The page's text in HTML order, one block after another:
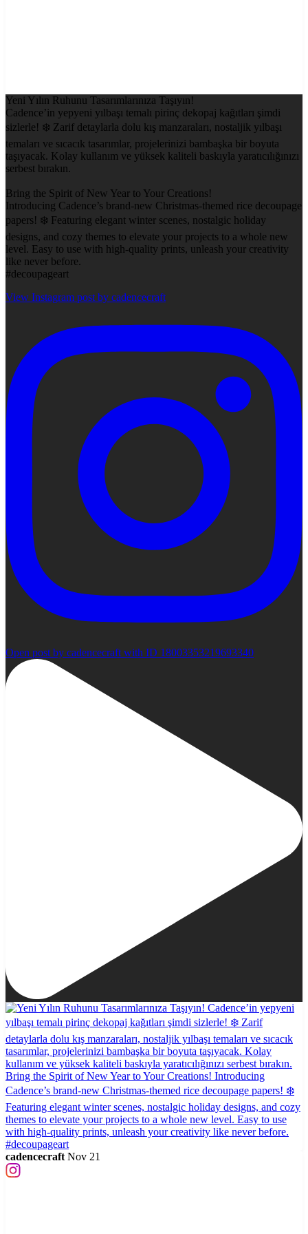
Yeni Yılın Ruhunu Tasarımlarınıza Taşıyın!
Cadence’in yepyeni yılbaşı temalı pirinç dekopaj kağıtları şimdi
sizlerle! ❄️ Zarif detaylarla dolu kış manzaraları, nostaljik yılbaşı
temaları ve sıcacık tasarımlar, projelerinizi bambaşka bir boyuta
taşıyacak. Kolay kullanım ve yüksek kaliteli baskıyla yaratıcılığınızı
serbest bırakın.
Bring the Spirit of New Year to Your Creations!
Introducing Cadence’s brand-new Christmas-themed rice decoupage
papers! ❄️ Featuring elegant winter scenes, nostalgic holiday
designs, and cozy themes to elevate your projects to a whole new
level. Easy to use with high-quality prints, unleash your creativity
like never before.
#decoupageart
View Instagram post by cadencecraft
Open post by cadencecraft with ID 18003353219693340
cadencecraft Nov 21